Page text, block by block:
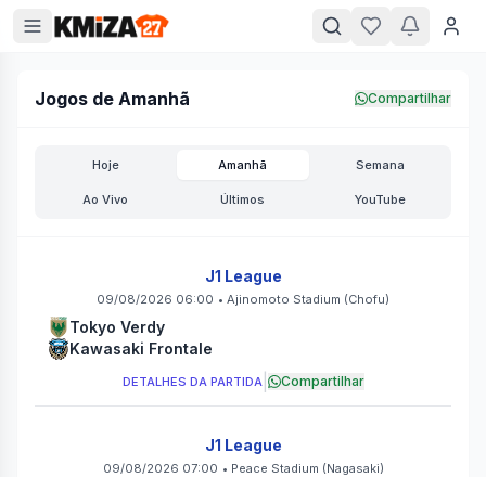
Jogos de Amanhã Compartilhar
Hoje Amanhã Semana
Ao Vivo Últimos YouTube
J1 League
09/08/2026 06:00 • Ajinomoto Stadium (Chofu)
Tokyo Verdy
Kawasaki Frontale
DETALHES DA PARTIDA| Compartilhar
J1 League
09/08/2026 07:00 • Peace Stadium (Nagasaki)